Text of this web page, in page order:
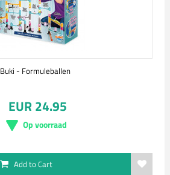
Buki - Formuleballen
EUR 24.95
Op voorraad
Add to Cart